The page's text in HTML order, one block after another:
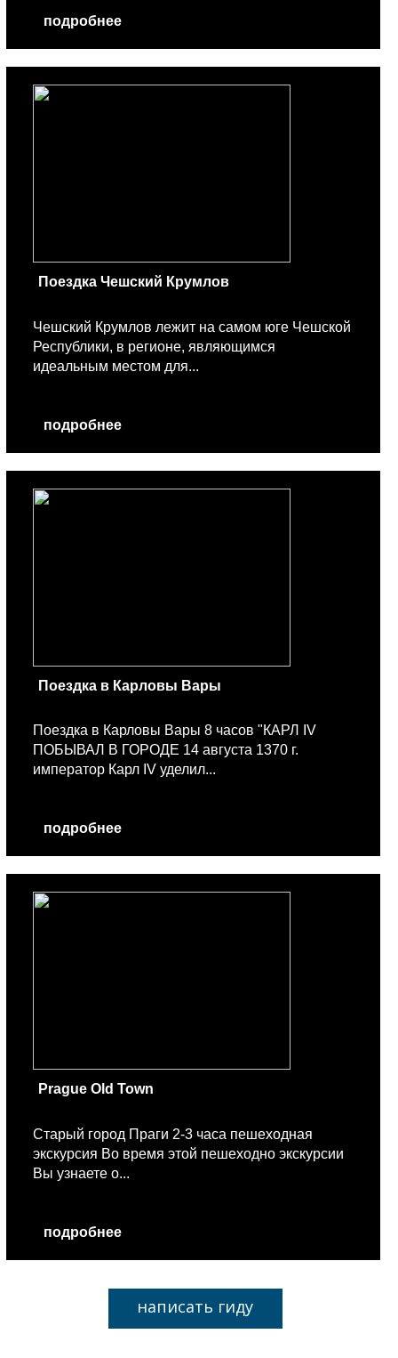
подробнее
Поездка Чешский Крумлов
Чешский Крумлов лежит на самом юге Чешской
Республики, в регионе, являющимся
идеальным местом для...
подробнее
Поездка в Карловы Вары
Поездка в Карловы Вары 8 часов "КАРЛ IV
ПОБЫВАЛ В ГОРОДЕ 14 августа 1370 г.
император Карл IV уделил...
подробнее
Prague Old Town
Старый город Праги 2-3 часа пешеходная
экскурсия Во время этой пешеходно экскурсии
Вы узнаете о...
подробнее
написать гиду